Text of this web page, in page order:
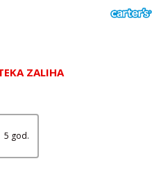
ZALIHA
5 god.